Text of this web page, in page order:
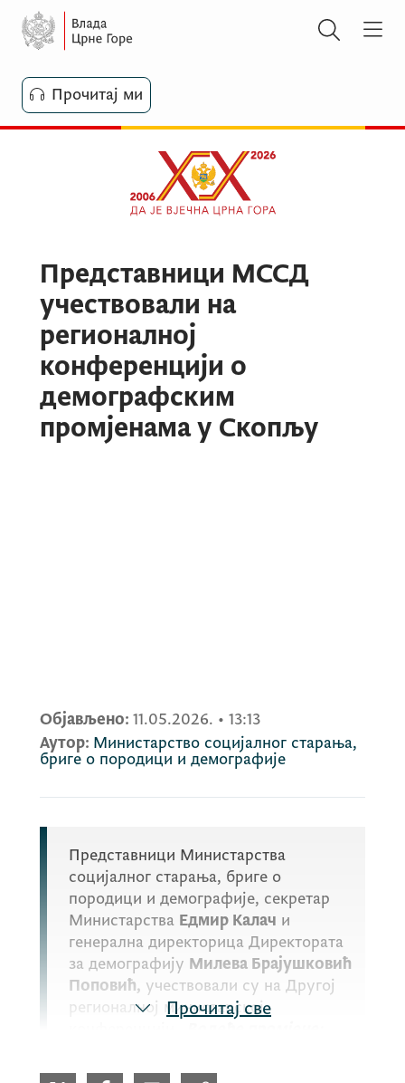
Прочитај ми
Представници МССД
учествовали на
регионалној
конференцији о
демографским
промјенама у Скопљу
Објављено: 11.05.2026. • 13:13
Аутор: Министарство социјалног старања,
бриге о породици и демографије
Представници Министарства
социјалног старања, бриге о
породици и демографије, секретар
Министарства Едмир Калач и
генерална директорица Директората
за демографију Милева Брајушковић
Поповић, учествовали су на Другој
регионалној министарској
усмјереној на људе“,
Прочитај све